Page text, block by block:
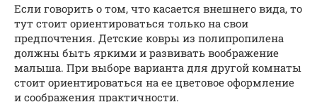
Если говорить о том, что касается внешнего вида, то
тут стоит ориентироваться только на свои
предпочтения. Детские ковры из полипропилена
должны быть яркими и развивать воображение
малыша. При выборе варианта для другой комнаты
стоит ориентироваться на ее цветовое оформление
и соображения практичности.